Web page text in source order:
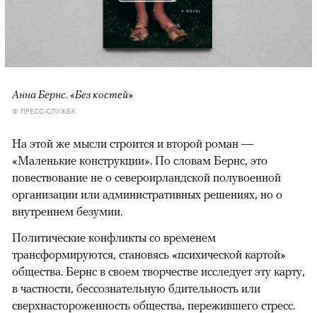
Анна Бернс. «Без костей»
© ПРЕСС-СЛУЖБА
На этой же мысли строится и второй роман —
«Маленькие конструкции». По словам Бернс, это
повествование не о североирландской полувоенной
организации или административных решениях, но о
внутреннем безумии.
Политические конфликты со временем
трансформируются, становясь «психической картой»
общества. Бернс в своем творчестве исследует эту карту,
в частности, бессознательную бдительность или
сверхнастороженность общества, пережившего стресс.